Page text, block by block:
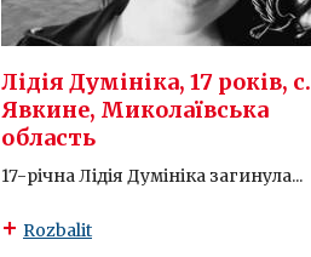
Лідія Думініка, 17 років, с.
Явкине, Миколаївська
область
17-річна Лідія Думініка загинула...
Rozbalit